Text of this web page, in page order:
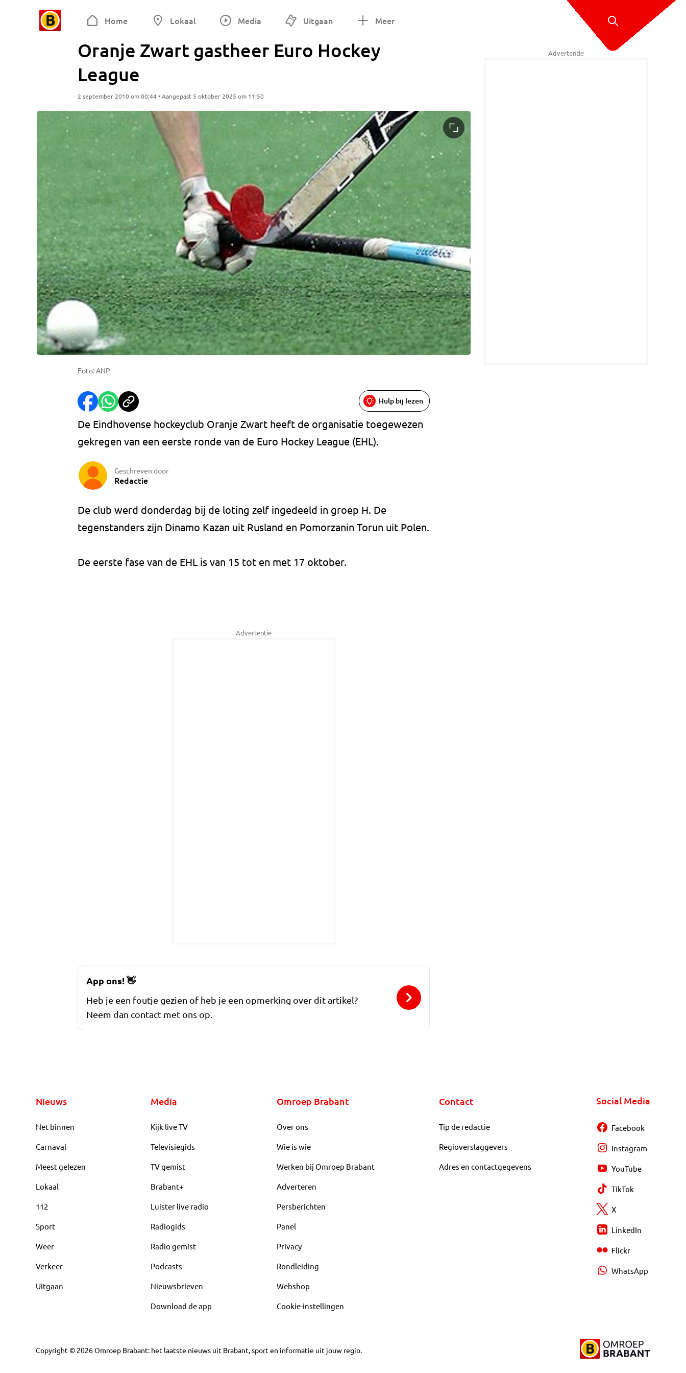
Home Lokaal Media Uitgaan Meer
Oranje Zwart gastheer Euro Hockey
League
2 september 2010 om 00:44 • Aangepast 5 oktober 2025 om 11:50
Foto: ANP
Hulp bij lezen
De Eindhovense hockeyclub Oranje Zwart heeft de organisatie toegewezen
gekregen van een eerste ronde van de Euro Hockey League (EHL).
Geschreven door
Redactie
De club werd donderdag bij de loting zelf ingedeeld in groep H. De
tegenstanders zijn Dinamo Kazan uit Rusland en Pomorzanin Torun uit Polen.
De eerste fase van de EHL is van 15 tot en met 17 oktober.
Advertentie
Advertentie
App ons!👋
Heb je een foutje gezien of heb je een opmerking over dit artikel?
Neem dan contact met ons op.
Nieuws
Net binnen
Carnaval
Meest gelezen
Lokaal
112
Sport
Weer
Verkeer
Uitgaan
Media
Kijk live TV
Televisiegids
TV gemist
Brabant+
Luister live radio
Radiogids
Radio gemist
Podcasts
Nieuwsbrieven
Download de app
Omroep Brabant
Over ons
Wie is wie
Werken bij Omroep Brabant
Adverteren
Persberichten
Panel
Privacy
Rondleiding
Webshop
Cookie-instellingen
Contact
Tip de redactie
Regioverslaggevers
Adres en contactgegevens
Social Media
Facebook
Instagram
YouTube
TikTok
X
LinkedIn
Flickr
WhatsApp
Copyright © 2026Omroep Brabant: het laatste nieuws uit Brabant, sport en informatie uit jouw regio.